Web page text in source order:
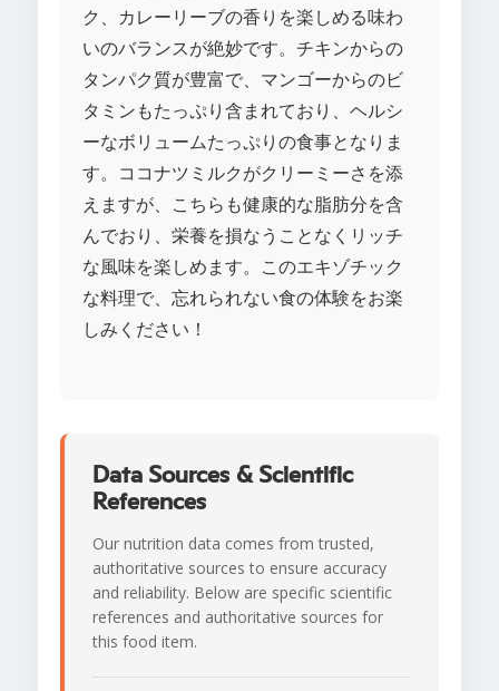
ク、カレーリーブの香りを楽しめる味わ
いのバランスが絶妙です。チキンからの
タンパク質が豊富で、マンゴーからのビ
タミンもたっぷり含まれており、ヘルシ
ーなボリュームたっぷりの食事となりま
す。ココナツミルクがクリーミーさを添
えますが、こちらも健康的な脂肪分を含
んでおり、栄養を損なうことなくリッチ
な風味を楽しめます。このエキゾチック
な料理で、忘れられない食の体験をお楽
しみください！
Data Sources & Scientific
References
Our nutrition data comes from trusted,
authoritative sources to ensure accuracy
and reliability. Below are specific scientific
references and authoritative sources for
this food item.